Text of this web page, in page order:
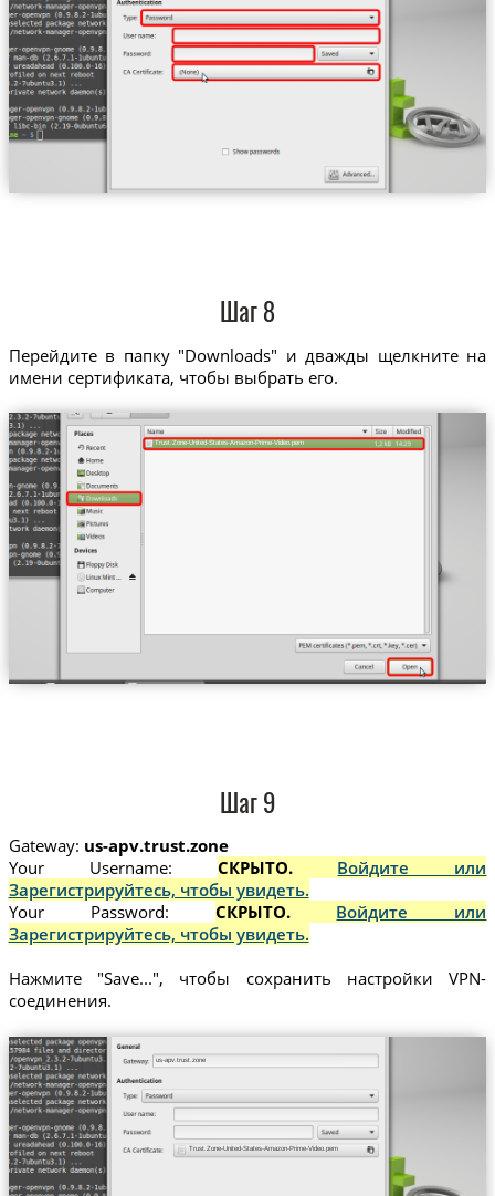
Шаг 8
Перейдите в папку "Downloads" и дважды щелкните на
имени сертификата, чтобы выбрать его.
Trust.Zone-United-States-Amazon-Prime-Video.pem
Шаг 9
Gateway: us-apv.trust.zone
Your Username: СКРЫТО. Войдите или
Зарегистрируйтесь, чтобы увидеть.
Your Password: СКРЫТО. Войдите или
Зарегистрируйтесь, чтобы увидеть.
Нажмите "Save...", чтобы сохранить настройки VPN-
соединения.
us-apv.trust.zone
Trust.Zone-United-States-Amazon-Prime-Video.pem